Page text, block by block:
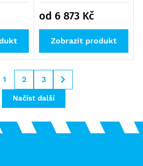
od 6 873 Kč
Zobrazit produkt
Načíst další
1 2 3